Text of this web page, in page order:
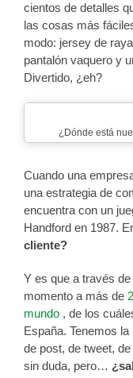
cientos de detalles
las cosas más
modo: jersey de
pantalón vaquero y
Divertido, ¿eh?
¿Dónde está
Cuando una
una estrategia de
encuentra con un
Handford en 1987.
cliente?
Y es que a través
momento a más de
mundo , de los
España. Tenemos
de post, de tweet, de
sin duda, pero…